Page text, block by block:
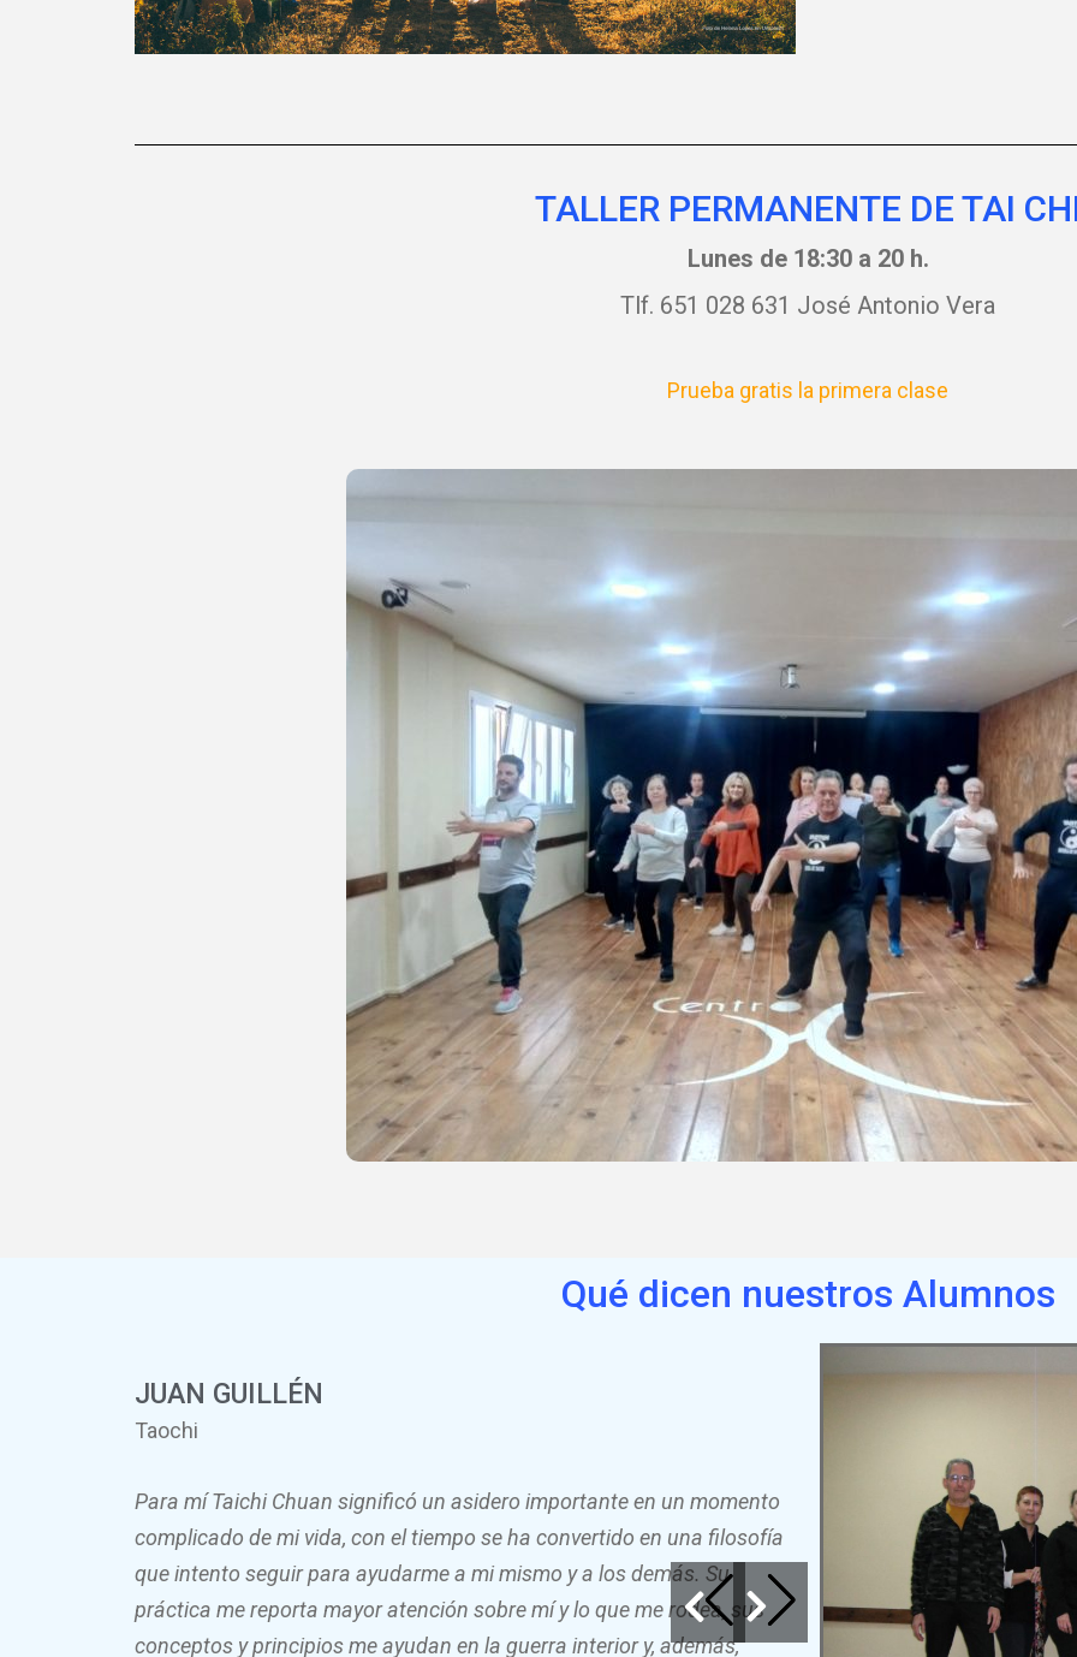
TALLER PERMANENTE DE TAI
Lunes de 18:30 a 20 h.
Tlf. 651 028 631 José Antonio Vera
Prueba gratis la primera clase
Qué dicen nuestros Alumnos
JUAN GUILLÉN
Taochi
Para mí Taichi Chuan significó un asidero importante en un momento
complicado de mi vida, con el tiempo se ha convertido en una filosofía
que intento seguir para ayudarme a mi mismo y a los demás. Su
práctica me reporta mayor atención sobre mí y lo que me rodea, sus
conceptos y principios me ayudan en la guerra interior y, además,